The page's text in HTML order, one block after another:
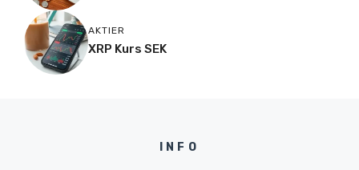
AKTIER
XRP Kurs SEK
INFO